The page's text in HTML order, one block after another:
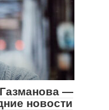
—
новости